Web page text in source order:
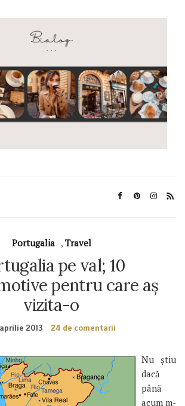
Portugalia , Travel
pe val; 10
pentru care aș
vizita-o
2013 24 de comentarii
Nu știu
dacă
până
acum m-